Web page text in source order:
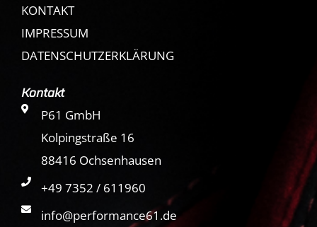
Kontakt
P61 GmbH
Kolpingstraße 16
88416 Ochsenhausen
+49 7352 / 611960
info@performance61.de
KONTAKT
IMPRESSUM
DATENSCHUTZERKLÄRUNG